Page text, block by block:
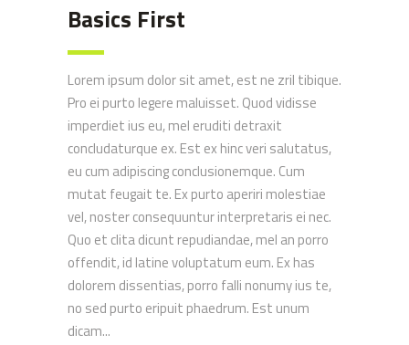
Basics First
Lorem ipsum dolor sit amet, est ne zril tibique.
Pro ei purto legere maluisset. Quod vidisse
imperdiet ius eu, mel eruditi detraxit
concludaturque ex. Est ex hinc veri salutatus,
eu cum adipiscing conclusionemque. Cum
mutat feugait te. Ex purto aperiri molestiae
vel, noster consequuntur interpretaris ei nec.
Quo et clita dicunt repudiandae, mel an porro
offendit, id latine voluptatum eum. Ex has
dolorem dissentias, porro falli nonumy ius te,
no sed purto eripuit phaedrum. Est unum
dicam...